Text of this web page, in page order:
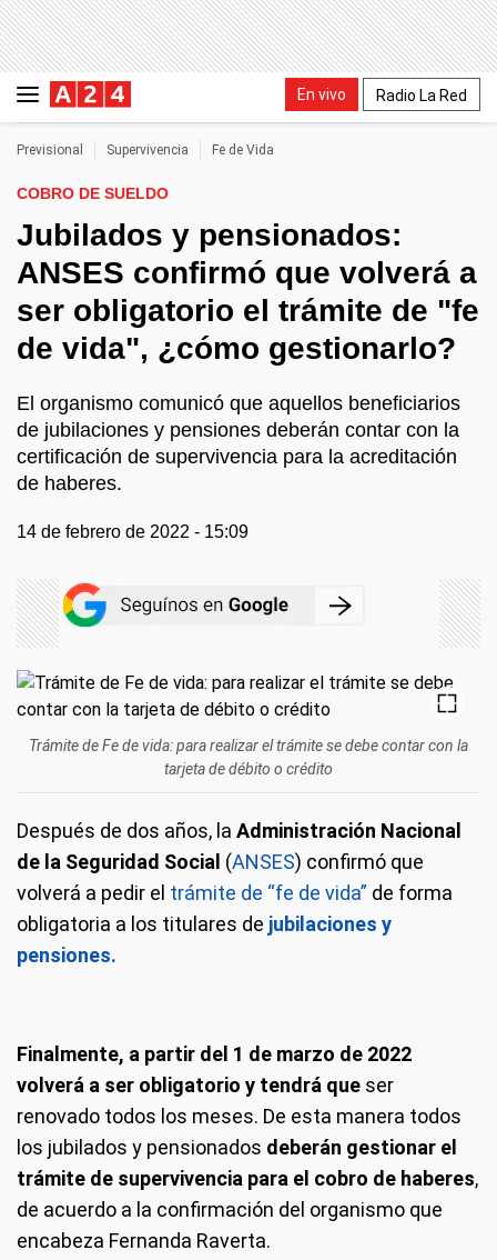
En vivo Radio La Red
Previsional Supervivencia Fe de Vida
COBRO DE SUELDO
Jubilados y pensionados:
ANSES confirmó que volverá a
ser obligatorio el trámite de "fe
de vida", ¿cómo gestionarlo?
El organismo comunicó que aquellos beneficiarios
de jubilaciones y pensiones deberán contar con la
certificación de supervivencia para la acreditación
de haberes.
14 de febrero de 2022 - 15:09
Trámite de Fe de vida: para realizar el trámite se debe contar con la
tarjeta de débito o crédito
Después de dos años, la Administración Nacional
de la Seguridad Social (ANSES) confirmó que
volverá a pedir el trámite de “fe de vida” de forma
obligatoria a los titulares de jubilaciones y
pensiones.
Finalmente, a partir del 1 de marzo de 2022
volverá a ser obligatorio y tendrá que ser
renovado todos los meses. De esta manera todos
los jubilados y pensionados deberán gestionar el
trámite de supervivencia para el cobro de haberes,
de acuerdo a la confirmación del organismo que
encabeza Fernanda Raverta.